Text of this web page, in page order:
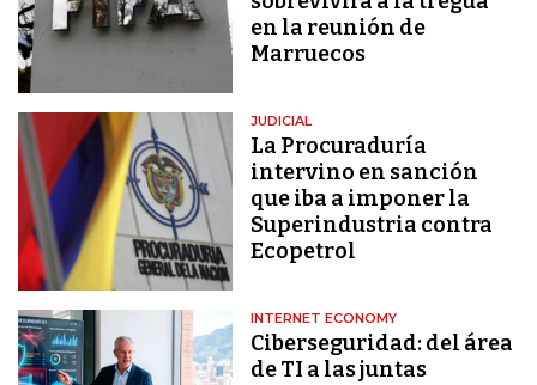
en la reunión de
Marruecos
JUDICIAL
La Procuraduría
intervino en sanción
que iba a imponer la
Superindustria contra
Ecopetrol
INTERNET ECONOMY
Ciberseguridad: del área
de TI a las juntas